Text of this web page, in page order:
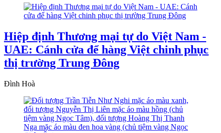
Hiệp định Thương mại tự do Việt Nam -
UAE: Cánh cửa để hàng Việt chinh phục
thị trường Trung Đông
Đình Hoà